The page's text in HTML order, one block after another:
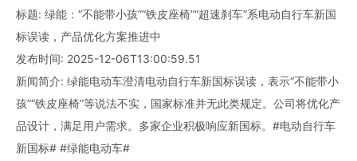
标题: 绿能：“不能带小孩”“铁皮座椅”“超速刹车”系电动自行车新国
标误读，产品优化方案推进中
发布时间: 2025-12-06T13:00:59.51
新闻简介: 绿能电动车澄清电动自行车新国标误读，表示“不能带小
孩”“铁皮座椅”等说法不实，国家标准并无此类规定。公司将优化产
品设计，满足用户需求。多家企业积极响应新国标。#电动自行车
新国标# #绿能电动车#